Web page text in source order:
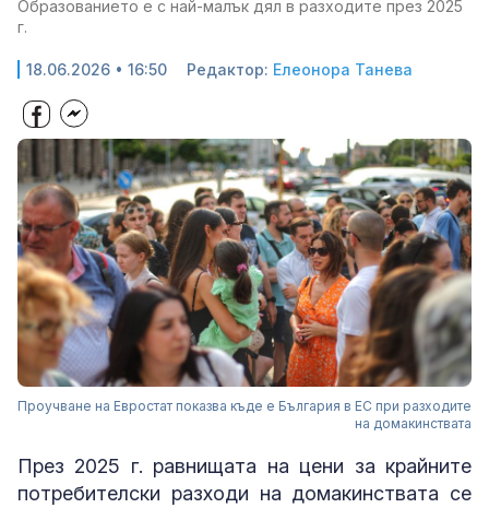
Образованието е с най-малък дял в разходите през 2025
г.
18.06.2026 • 16:50 Редактор: Елеонора Танева
Проучване на Евростат показва къде е България в ЕС при разходите
на домакинствата
През 2025 г. равнищата на цени за крайните
потребителски разходи на домакинствата се